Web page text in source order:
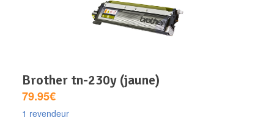
brother tn-230y (jaune)
79.95€
1 revendeur